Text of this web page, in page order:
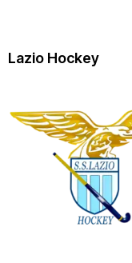
Lazio Hockey